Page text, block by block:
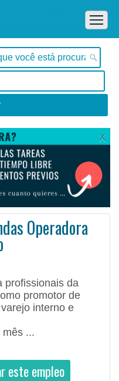
X
Operadora
profissionais da
promotor de
interno e
mês ...
este empleo